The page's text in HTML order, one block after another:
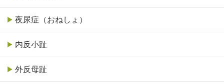
夜尿症（おねしょ）
内反小趾
外反母趾